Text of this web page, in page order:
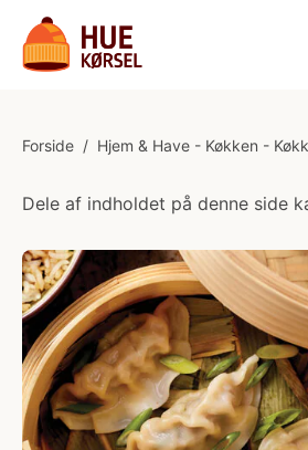
Forside / Hjem & Have - Køkken -
Dele af indholdet på denne side